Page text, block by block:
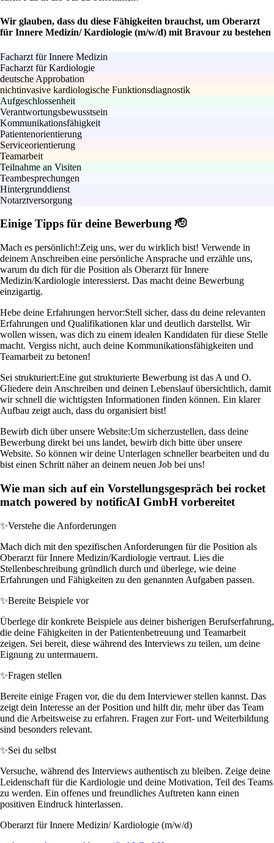
Wir glauben, dass du diese Fähigkeiten brauchst, um Oberarzt
für Innere Medizin/ Kardiologie (m/w/d) mit Bravour zu bestehen
Facharzt für Innere Medizin
Facharzt für Kardiologie
deutsche Approbation
nichtinvasive kardiologische Funktionsdiagnostik
Aufgeschlossenheit
Verantwortungsbewusstsein
Kommunikationsfähigkeit
Patientenorientierung
Serviceorientierung
Teamarbeit
Teilnahme an Visiten
Teambesprechungen
Hintergrunddienst
Notarztversorgung
Einige Tipps für deine Bewerbung 🫡
Mach es persönlich!:Zeig uns, wer du wirklich bist! Verwende in
deinem Anschreiben eine persönliche Ansprache und erzähle uns,
warum du dich für die Position als Oberarzt für Innere
Medizin/Kardiologie interessierst. Das macht deine Bewerbung
einzigartig.
Hebe deine Erfahrungen hervor:Stell sicher, dass du deine relevanten
Erfahrungen und Qualifikationen klar und deutlich darstellst. Wir
wollen wissen, was dich zu einem idealen Kandidaten für diese Stelle
macht. Vergiss nicht, auch deine Kommunikationsfähigkeiten und
Teamarbeit zu betonen!
Sei strukturiert:Eine gut strukturierte Bewerbung ist das A und O.
Gliedere dein Anschreiben und deinen Lebenslauf übersichtlich, damit
wir schnell die wichtigsten Informationen finden können. Ein klarer
Aufbau zeigt auch, dass du organisiert bist!
Bewirb dich über unsere Website:Um sicherzustellen, dass deine
Bewerbung direkt bei uns landet, bewirb dich bitte über unsere
Website. So können wir deine Unterlagen schneller bearbeiten und du
bist einen Schritt näher an deinem neuen Job bei uns!
Wie man sich auf ein Vorstellungsgespräch bei rocket
match powered by notificAI GmbH vorbereitet
✨Verstehe die Anforderungen
Mach dich mit den spezifischen Anforderungen für die Position als
Oberarzt für Innere Medizin/Kardiologie vertraut. Lies die
Stellenbeschreibung gründlich durch und überlege, wie deine
Erfahrungen und Fähigkeiten zu den genannten Aufgaben passen.
✨Bereite Beispiele vor
Überlege dir konkrete Beispiele aus deiner bisherigen Berufserfahrung,
die deine Fähigkeiten in der Patientenbetreuung und Teamarbeit
zeigen. Sei bereit, diese während des Interviews zu teilen, um deine
Eignung zu untermauern.
✨Fragen stellen
Bereite einige Fragen vor, die du dem Interviewer stellen kannst. Das
zeigt dein Interesse an der Position und hilft dir, mehr über das Team
und die Arbeitsweise zu erfahren. Fragen zur Fort- und Weiterbildung
sind besonders relevant.
✨Sei du selbst
Versuche, während des Interviews authentisch zu bleiben. Zeige deine
Leidenschaft für die Kardiologie und deine Motivation, Teil des Teams
zu werden. Ein offenes und freundliches Auftreten kann einen
positiven Eindruck hinterlassen.
Oberarzt für Innere Medizin/ Kardiologie (m/w/d)